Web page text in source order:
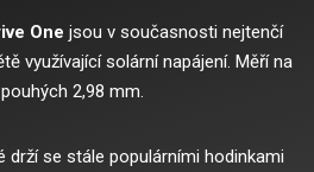
One jsou v současnosti nejtenčí
využívající solární napájení. Měří na
2,98 mm.
drží se stále populárními hodinkami